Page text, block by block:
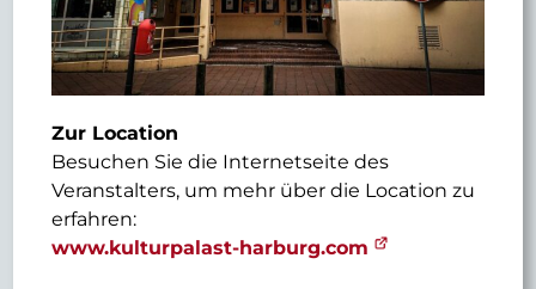
Zur Location
Besuchen Sie die Internetseite des
Veranstalters, um mehr über die Location zu
erfahren:
www.kulturpalast-harburg.com